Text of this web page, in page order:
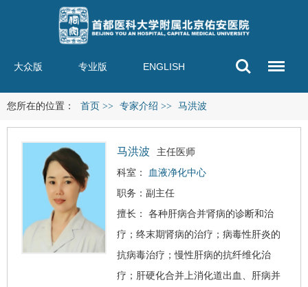
大众版 专业版 ENGLISH
您所在的位置： 首页 >> 专家介绍 >> 马洪波
马洪波
主任医师
科室：
血液净化中心
职务：副主任
擅长： 各种肝病合并肾病的诊断和治
疗；终末期肾病的治疗； 病毒性肝炎的
抗病毒治疗；慢性肝病的抗纤维化治
疗； 肝硬化合并 上消化道出血
、肝病并